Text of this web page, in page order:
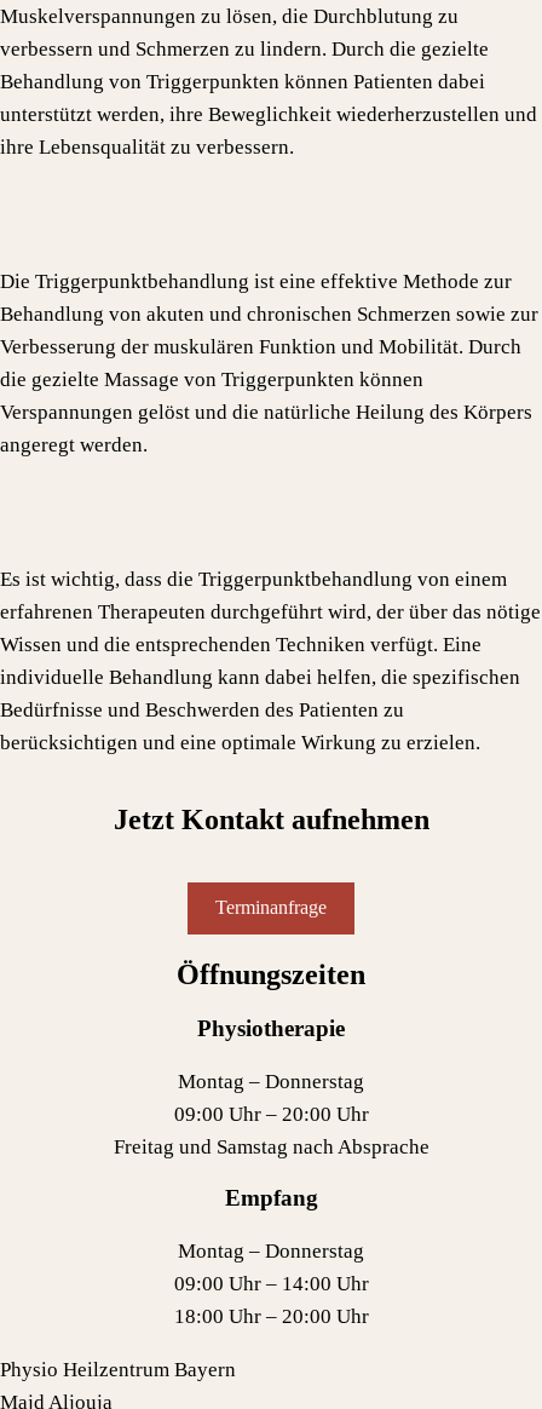
Muskelverspannungen zu lösen, die Durchblutung zu
verbessern und Schmerzen zu lindern. Durch die gezielte
Behandlung von Triggerpunkten können Patienten dabei
unterstützt werden, ihre Beweglichkeit wiederherzustellen und
ihre Lebensqualität zu verbessern.
Die Triggerpunktbehandlung ist eine effektive Methode zur
Behandlung von akuten und chronischen Schmerzen sowie zur
Verbesserung der muskulären Funktion und Mobilität. Durch
die gezielte Massage von Triggerpunkten können
Verspannungen gelöst und die natürliche Heilung des Körpers
angeregt werden.
Es ist wichtig, dass die Triggerpunktbehandlung von einem
erfahrenen Therapeuten durchgeführt wird, der über das nötige
Wissen und die entsprechenden Techniken verfügt. Eine
individuelle Behandlung kann dabei helfen, die spezifischen
Bedürfnisse und Beschwerden des Patienten zu
berücksichtigen und eine optimale Wirkung zu erzielen.
Jetzt Kontakt aufnehmen
Terminanfrage
Öffnungszeiten
Physiotherapie
Montag – Donnerstag
09:00 Uhr – 20:00 Uhr
Freitag und Samstag nach Absprache
Empfang
Montag – Donnerstag
09:00 Uhr – 14:00 Uhr
18:00 Uhr – 20:00 Uhr
Physio Heilzentrum Bayern
Majd Aljouja